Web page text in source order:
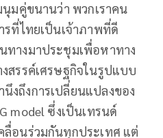
นุมคู่ขนานว่า พวกเราคน
ที่ไทยเป็น​เจ้าภาพที่ดี​
ทางมาประชุมเพื่อหาทาง
สรรค์​เศรษฐกิจ​ในรูปแบบ
งถึง​การเปลี่ยนแปลง​ของ
model ซึ่งเป็นเทรนด์​
อน​ร่วมกันทุกประเทศ แต่